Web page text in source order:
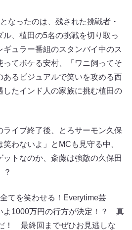
なったのは、残された挑戦者・
、植田の5名の挑戦を切り取っ
ュラー番組のスタンバイ中のス
ってボケる安村、「ワニ飼ってそ
あるビジュアルで笑いを攻める西
したインド人の家族に挑む植田の
ライブ終了後、とろサーモン久保
わないよ」とMCも見守る中、
トなのか、斎藤は強敵の久保田
？
てを笑わせる！Everytime芸
よ1000万円の行方が決定！？ 真
！ 最終回までぜひお見逃しな